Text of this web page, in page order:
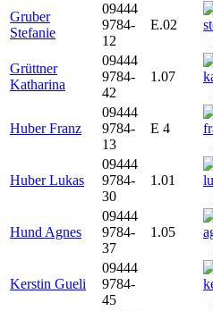
Gruber
Stefanie
09444
9784-
12
E.02
Grüttner
Katharina
09444
9784-
42
1.07
Huber Franz
09444
9784-
13
E 4
Huber Lukas
09444
9784-
30
1.01
Hund Agnes
09444
9784-
37
1.05
Kerstin Gueli
09444
9784-
45